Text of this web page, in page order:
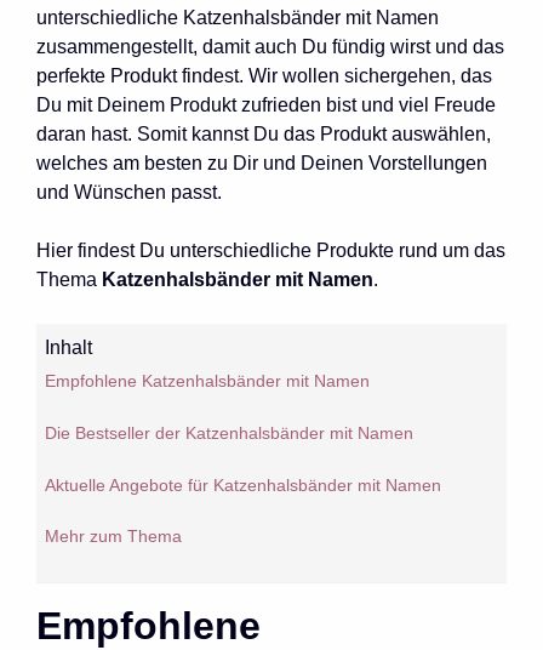
unterschiedliche Katzenhalsbänder mit Namen
zusammengestellt, damit auch Du fündig wirst und das
perfekte Produkt findest. Wir wollen sichergehen, das
Du mit Deinem Produkt zufrieden bist und viel Freude
daran hast. Somit kannst Du das Produkt auswählen,
welches am besten zu Dir und Deinen Vorstellungen
und Wünschen passt.
Hier findest Du unterschiedliche Produkte rund um das
Thema Katzenhalsbänder mit Namen.
Inhalt
Empfohlene Katzenhalsbänder mit Namen
Die Bestseller der Katzenhalsbänder mit Namen
Aktuelle Angebote für Katzenhalsbänder mit Namen
Mehr zum Thema
Empfohlene